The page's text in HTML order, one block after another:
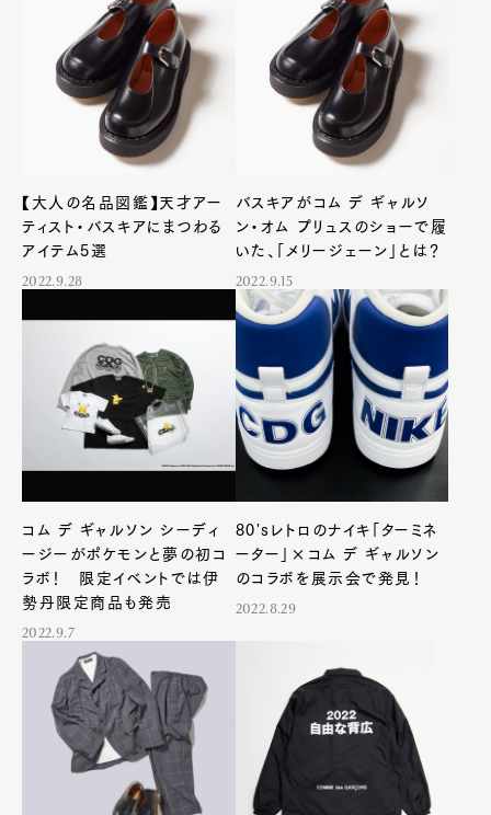
【大人の名品図鑑】天才アー
ティスト・バスキアにまつわる
アイテム5選
2022.9.28
バスキアがコム デ ギャルソ
ン・オム プリュスのショーで履
いた、「メリージェーン」とは？
2022.9.15
コム デ ギャルソン シーディ
ージーがポケモンと夢の初コ
ラボ！ 限定イベントでは伊
勢丹限定商品も発売
2022.9.7
80'sレトロのナイキ「ターミネ
ーター」×コム デ ギャルソン
のコラボを展示会で発見！
2022.8.29